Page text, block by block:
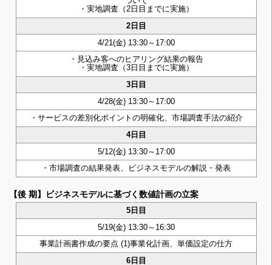
・実地調査（2日目までに実施）
2日目
4/21(金) 13:30～17:00
・見込み客へのヒアリング結果の報告
・実地調査（3日目までに実施）
3日目
4/28(金) 13:30～17:00
・サービスの差別化ポイントの明確化、市場調査手法の紹介
4日目
5/12(金) 13:30～17:00
・市場調査の結果発表、ビジネスモデルの解説・発表
【後 期】ビジネスモデルに基づく数値計画の立案
5日目
5/19(金) 13:30～16:30
事業計画書作成の要点 (1)事業化計画、単価設定の仕方
6日目